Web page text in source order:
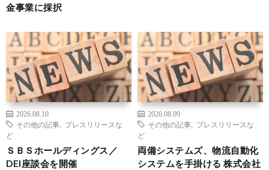
金事業に採択
2026.08.10
その他の記事
プレスリリースな
ど
ＳＢＳホールディングス／
DEI座談会を開催
2026.08.09
その他の記事
プレスリリースな
ど
両備システムズ、物流自動化
システムを手掛ける 株式会社